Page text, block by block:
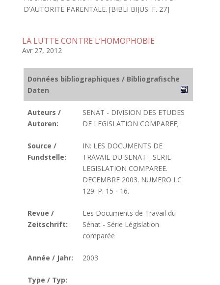
D'AUTORITE PARENTALE. [BIBLI BIJUS: F. 27]
LA LUTTE CONTRE L’HOMOPHOBIE
Avr 27, 2012
Données bibliographiques / Bibliografische
Daten
Auteurs /
Autoren:
SENAT - DIVISION DES ETUDES
DE LEGISLATION COMPAREE;
Source /
Fundstelle:
IN: LES DOCUMENTS DE
TRAVAIL DU SENAT - SERIE
LEGISLATION COMPAREE.
DECEMBRE 2003. NUMERO LC
129. P. 15 - 16.
Revue /
Zeitschrift:
Les Documents de Travail du
Sénat - Série Législation
comparée
Année / Jahr: 2003
Type / Typ: